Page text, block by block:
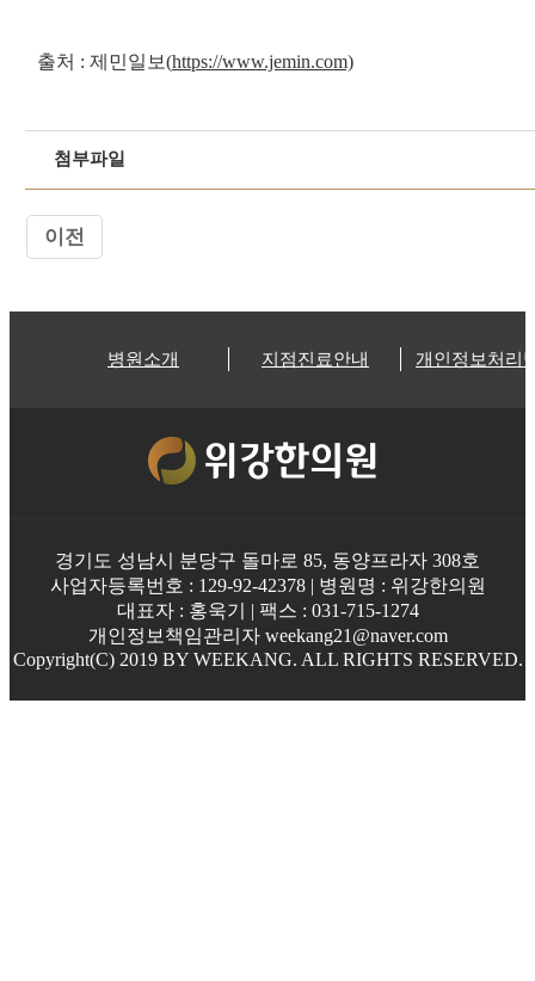
출처 : 제민일보(https://www.jemin.com)
첨부파일
이전
병원소개 지점진료안내 개인정보처리
경기도 성남시 분당구 돌마로 85, 동양프라자 308호
사업자등록번호 : 129-92-42378 | 병원명 : 위강한의원
대표자 : 홍욱기 | 팩스 : 031-715-1274
개인정보책임관리자 weekang21@naver.com
Copyright(C) 2019 BY WEEKANG. ALL RIGHTS RESERVED.